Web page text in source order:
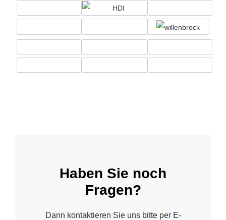
Haben Sie noch
Fragen?
Dann kontaktieren Sie uns bitte per E-